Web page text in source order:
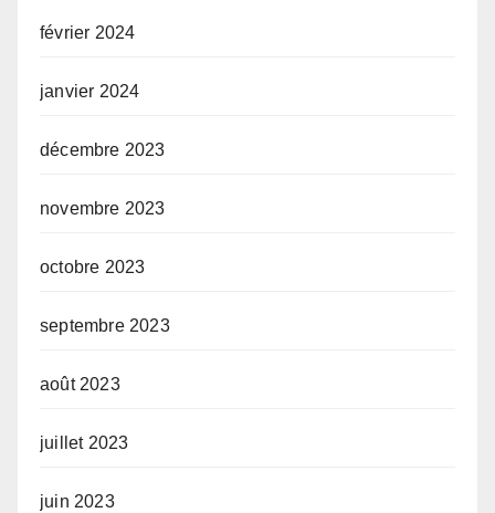
février 2024
janvier 2024
décembre 2023
novembre 2023
octobre 2023
septembre 2023
août 2023
juillet 2023
juin 2023